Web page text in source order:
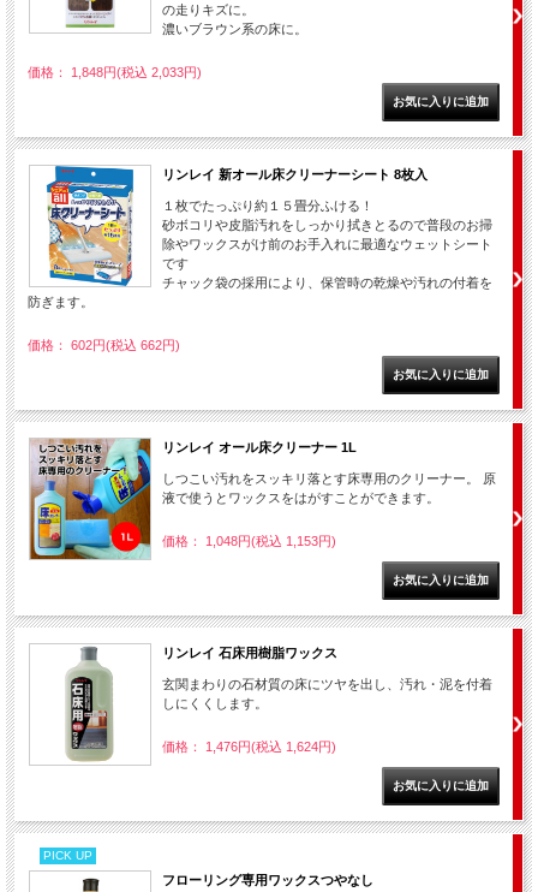
の走りキズに。
濃いブラウン系の床に。
価格： 1,848円(税込 2,033円)
リンレイ 新オール床クリーナーシート 8枚入
１枚でたっぷり約１５畳分ふける！
砂ボコリや皮脂汚れをしっかり拭きとるので普段のお掃
除やワックスがけ前のお手入れに最適なウェットシート
です
チャック袋の採用により、保管時の乾燥や汚れの付着を
防ぎます。
価格： 602円(税込 662円)
リンレイ オール床クリーナー 1L
しつこい汚れをスッキリ落とす床専用のクリーナー。 原
液で使うとワックスをはがすことができます。
価格： 1,048円(税込 1,153円)
リンレイ 石床用樹脂ワックス
玄関まわりの石材質の床にツヤを出し、汚れ・泥を付着
しにくくします。
価格： 1,476円(税込 1,624円)
PICK UP
フローリング専用ワックスつやなし